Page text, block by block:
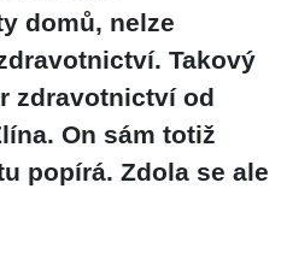
domů, nelze
Takový
zdravotnictví od
On sám totiž
popírá. Zdola se ale